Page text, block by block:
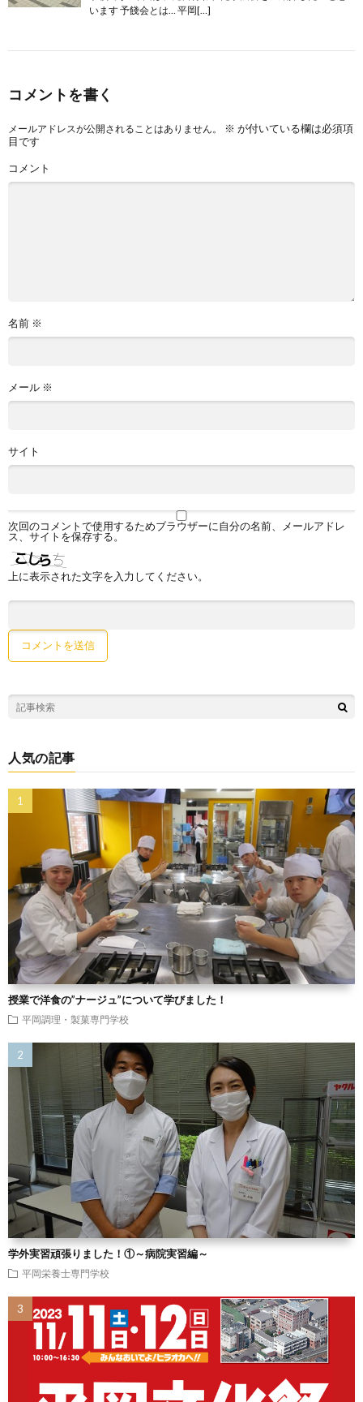
います 予餞会とは… 平岡[…]
コメントを書く
メールアドレスが公開されることはありません。 ※ が付いている欄は必須項
目です
コメント
名前 ※
メール ※
サイト
次回のコメントで使用するためブラウザーに自分の名前、メールアドレ
ス、サイトを保存する。
上に表示された文字を入力してください。
人気の記事
授業で洋食の”ナージュ”について学びました！
平岡調理・製菓専門学校
学外実習頑張りました！①～病院実習編～
平岡栄養士専門学校